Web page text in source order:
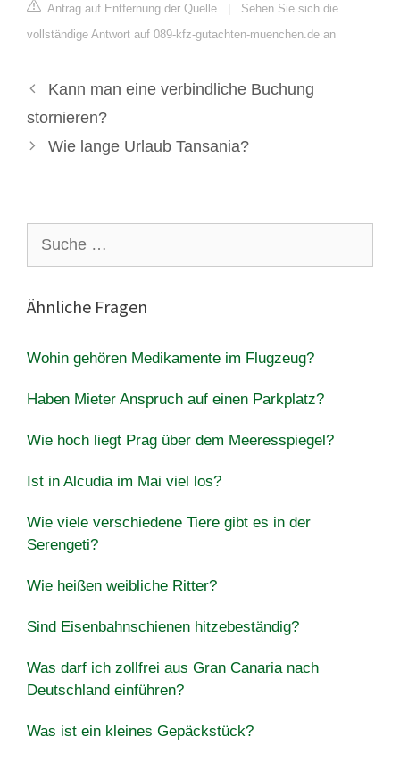
Antrag auf Entfernung der Quelle | Sehen Sie sich die
vollständige Antwort auf 089-kfz-gutachten-muenchen.de an
Kann man eine verbindliche Buchung
stornieren?
Wie lange Urlaub Tansania?
nach:
Ähnliche Fragen
Wohin gehören Medikamente im Flugzeug?
Haben Mieter Anspruch auf einen Parkplatz?
Wie hoch liegt Prag über dem Meeresspiegel?
Ist in Alcudia im Mai viel los?
Wie viele verschiedene Tiere gibt es in der
Serengeti?
Wie heißen weibliche Ritter?
Sind Eisenbahnschienen hitzebeständig?
Was darf ich zollfrei aus Gran Canaria nach
Deutschland einführen?
Was ist ein kleines Gepäckstück?